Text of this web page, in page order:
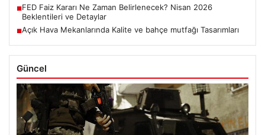
■FED Faiz Kararı Ne Zaman Belirlenecek? Nisan 2026
Beklentileri ve Detaylar
■Açık Hava Mekanlarında Kalite ve bahçe mutfağı Tasarımları
Güncel